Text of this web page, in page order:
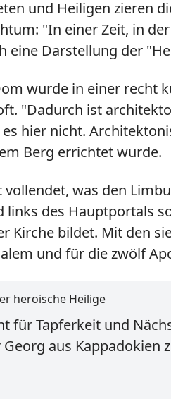
und Heiligen zieren
"In einer Zeit, in
eine Darstellung der
wurde in einer recht
"Dadurch ist
hier nicht.
Berg errichtet wurde.
was den
des Hauptportals
Kirche bildet. Mit den
und für die zwölf
heroische Heilige
für Tapferkeit und
aus Kappadokien